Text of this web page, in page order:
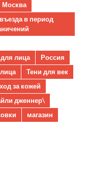
Москва
в период
лица
Россия
Тени для век
за кожей
дженнер\
магазин